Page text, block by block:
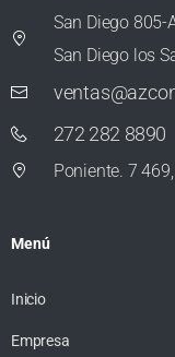
San Diego 805-
San Diego los
272 282 8890
Poniente. 7
Menú
Inicio
Empresa